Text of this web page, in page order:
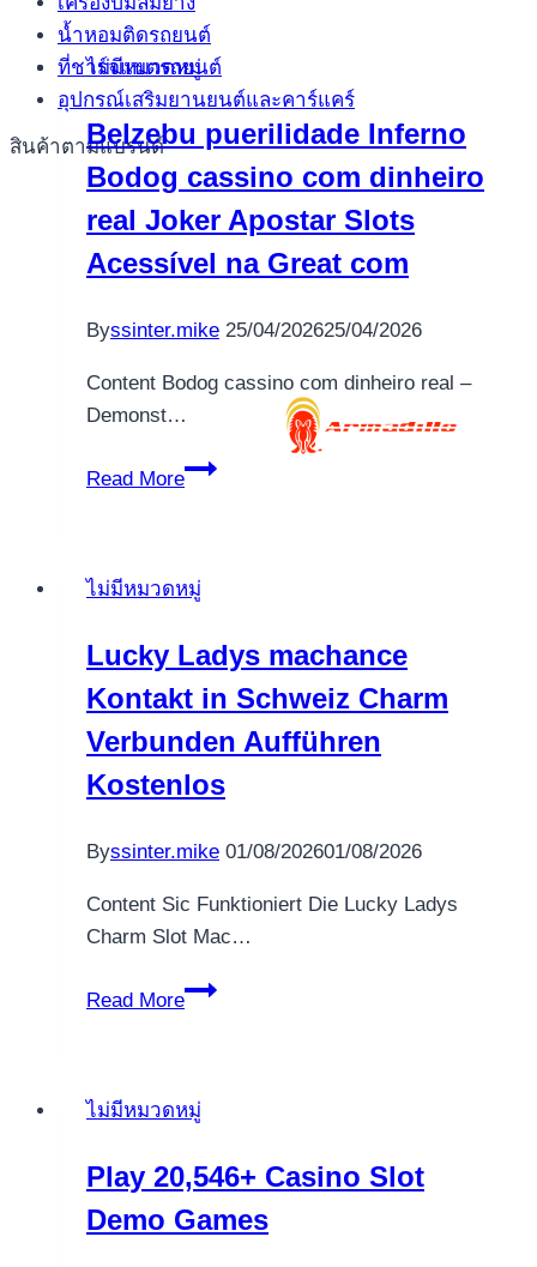
น้ำหอมติดรถยนต์
ที่ชาร์จแบตรถยนต์
อุปกรณ์เสริมยานยนต์และคาร์แคร์
สินค้าตามแบรนด์
Websites
to
possess
casino
Spin
casino
2025
Top
10
sites
Online
games
ไม่มีหมวดหมู่
Belzebu puerilidade Inferno
Bodog cassino com dinheiro
real Joker Apostar Slots
Acessível na Great com
Byssinter.mike 25/04/202625/04/2026
Content Bodog cassino com dinheiro real –
Demonst…
Read More
Belzebu
cassino
dinheiro
real
Joker
Apostar
Slots
na
ไม่มีหมวดหมู่
Lucky Ladys machance
Kontakt in Schweiz Charm
Verbunden Aufführen
Kostenlos
Byssinter.mike 01/08/202601/08/2026
Content Sic Funktioniert Die Lucky Ladys
Charm Slot Mac…
Read More
Lucky
in
Charm
Verbunden
ไม่มีหมวดหมู่
Play 20,546+ Casino Slot
Demo Games